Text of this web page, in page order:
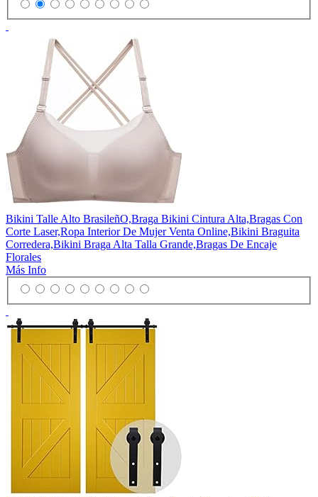
Bikini Talle Alto BrasileñO,Braga Bikini Cintura Alta,Bragas Con
Corte Laser,Ropa Interior De Mujer Venta Online,Bikini Braguita
Corredera,Bikini Braga Alta Talla Grande,Bragas De Encaje
Florales
Más Info